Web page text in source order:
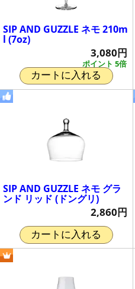
SIP AND GUZZLE ネモ 210m
l (7oz)
ポイント 5倍
3,080円
カートに入れる
SIP AND GUZZLE ネモ グラ
ンド リッド (ドングリ)
2,860円
カートに入れる